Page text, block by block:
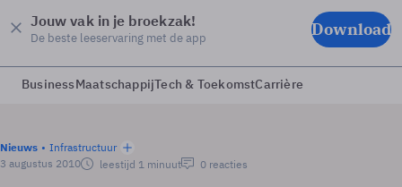
Jouw vak in je broekzak!
De beste leeservaring met de app Download
BusinessMaatschappijTech & ToekomstCarrière
Nieuws
Infrastructuur
3 augustus 2010
leestijd 1 minuut 0 reacties